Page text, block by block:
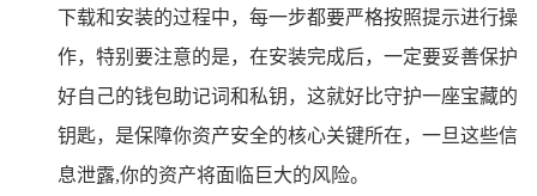
下载和安装的过程中，每一步都要严格按照提示进行操
作，特别要注意的是，在安装完成后，一定要妥善保护
好自己的钱包助记词和私钥，这就好比守护一座宝藏的
钥匙，是保障你资产安全的核心关键所在，一旦这些信
息泄露,你的资产将面临巨大的风险。